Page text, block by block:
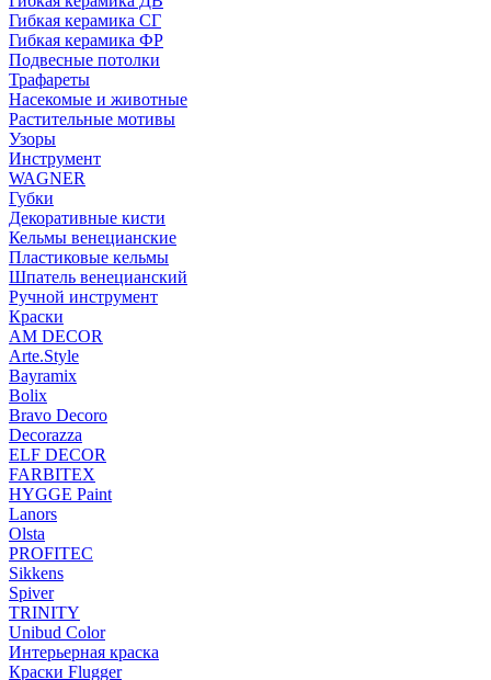
Гибкая керамика СГ
Гибкая керамика ФР
Подвесные потолки
Трафареты
Насекомые и животные
Растительные мотивы
Узоры
Инструмент
WAGNER
Губки
Декоративные кисти
Кельмы венецианские
Пластиковые кельмы
Шпатель венецианский
Ручной инструмент
Краски
AM DECOR
Arte.Style
Bayramix
Bolix
Bravo Decoro
Decorazza
ELF DECOR
FARBITEX
HYGGE Paint
Lanors
Olsta
PROFITEC
Sikkens
Spiver
TRINITY
Unibud Color
Интерьерная краска
Краски Flugger